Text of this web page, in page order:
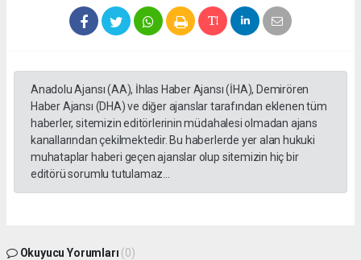
Anadolu Ajansı (AA), İhlas Haber Ajansı (İHA), Demirören
Haber Ajansı (DHA) ve diğer ajanslar tarafından eklenen tüm
haberler, sitemizin editörlerinin müdahalesi olmadan ajans
kanallarından çekilmektedir. Bu haberlerde yer alan hukuki
muhataplar haberi geçen ajanslar olup sitemizin hiç bir
editörü sorumlu tutulamaz...
Okuyucu Yorumları (0)